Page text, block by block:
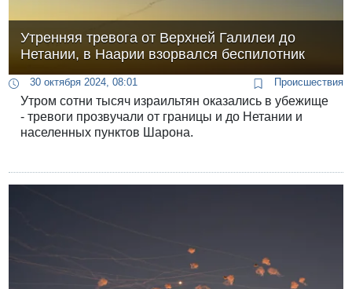
Утренняя тревога от Верхней Галилеи до
Нетании, в Наарии взорвался беспилотник
30 октября 2024, 08:01 Происшествия
Утром сотни тысяч израильтян оказались в убежище
- тревоги прозвучали от границы и до Нетании и
населенных пунктов Шарона.